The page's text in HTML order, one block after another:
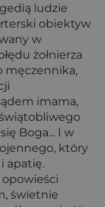
ludzie
obiektyw
w
żołnierza
męczennika,
imama,
Boga... I w
który
apatię.
opowieści
świetnie